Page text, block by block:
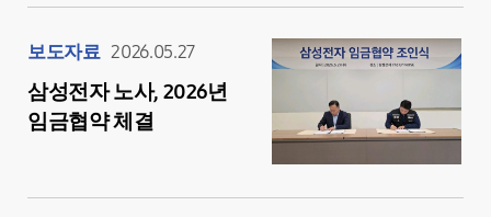
보도자료 2026.05.27
삼성전자 노사, 2026년
임금협약 체결